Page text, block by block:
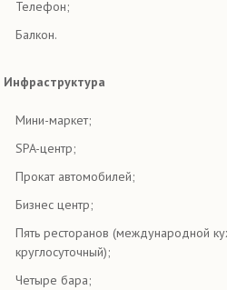
Телефон;
Балкон.
Инфраструктура
Мини-маркет;
SPA-центр;
Прокат автомобилей;
Бизнес центр;
Пять ресторанов (международной
круглосуточный);
Четыре бара;